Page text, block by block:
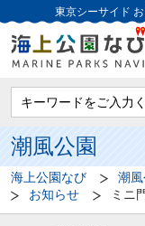
東京シーサイド
潮風公園
海上公園なび 潮風
お知らせ
ミニ